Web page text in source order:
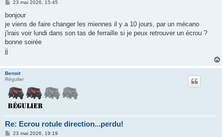
M
s
a
g
23 mai 2026, 15:45
bonjour
je viens de faire changer les miennes il y a 10 jours, par un mécano
j'irais voir lundi dans son tas de ferraille si je peux retrouver un écrou ?
bonne soirée
jj
Benoit
Régulier
Re: Ecrou rotule direction...perdu!
M23 mai 2026, 19:19